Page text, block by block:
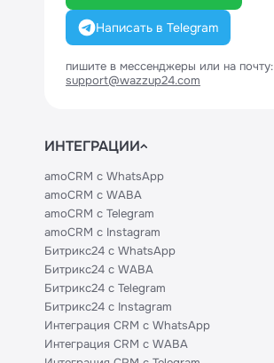
Написать в Telegram
пишите в мессенджеры или на почту:
support@wazzup24.com
ИНТЕГРАЦИИ
amoCRM с WhatsApp
amoCRM с WABA
amoCRM с Telegram
amoCRM с Instagram
Битрикс24 с WhatsApp
Битрикс24 с WABA
Битрикс24 с Telegram
Битрикс24 с Instagram
Интеграция CRM с WhatsApp
Интеграция CRM с WABA